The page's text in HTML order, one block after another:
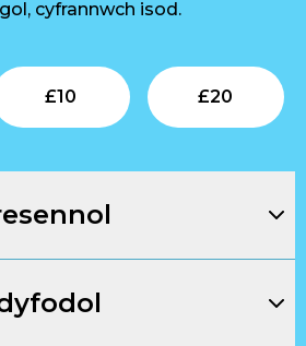
cyfrannwch isod.
£10
Submit
£20